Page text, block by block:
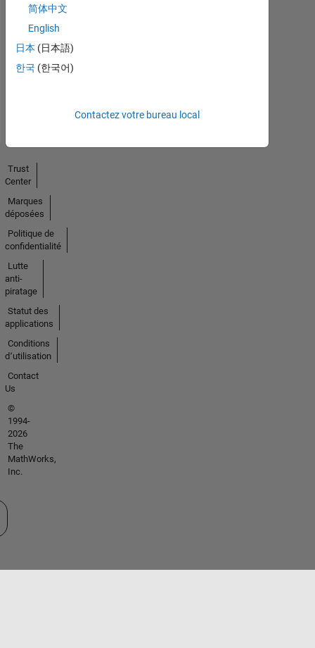
No
Endorsements
received
简体中文
English
日本 (日本語)
한국 (한국어)
Contactez votre bureau local
Trust
Center
Marques
déposées
Politique de
confidentialité
Lutte
anti-
piratage
Statut des
applications
Conditions
d՚utilisation
Contact
Us
©
1994-
2026
The
MathWorks,
Inc.
un site web